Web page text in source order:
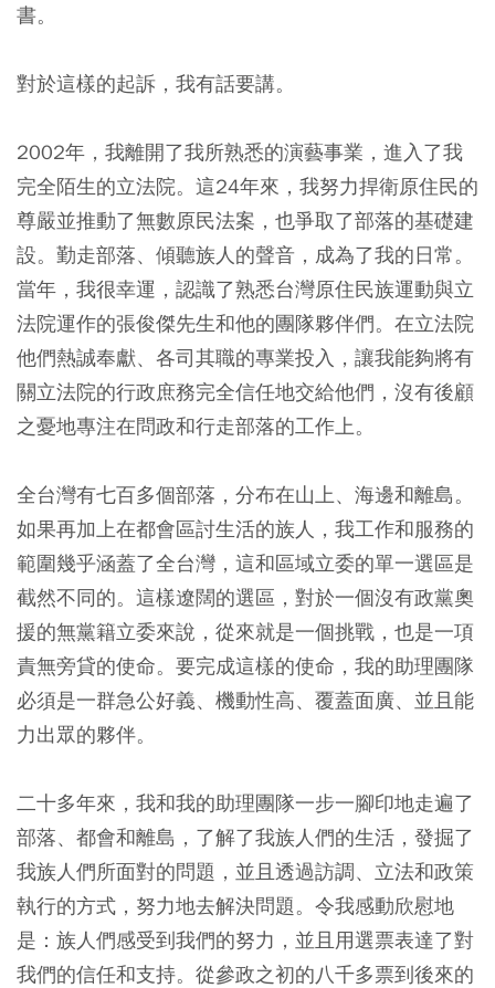
書。
對於這樣的起訴，我有話要講。
2002年，我離開了我所熟悉的演藝事業，進入了我
完全陌生的立法院。這24年來，我努力捍衛原住民的
尊嚴並推動了無數原民法案，也爭取了部落的基礎建
設。勤走部落、傾聽族人的聲音，成為了我的日常。
當年，我很幸運，認識了熟悉台灣原住民族運動與立
法院運作的張俊傑先生和他的團隊夥伴們。在立法院
他們熱誠奉獻、各司其職的專業投入，讓我能夠將有
關立法院的行政庶務完全信任地交給他們，沒有後顧
之憂地專注在問政和行走部落的工作上。
全台灣有七百多個部落，分布在山上、海邊和離島。
如果再加上在都會區討生活的族人，我工作和服務的
範圍幾乎涵蓋了全台灣，這和區域立委的單一選區是
截然不同的。這樣遼闊的選區，對於一個沒有政黨奧
援的無黨籍立委來說，從來就是一個挑戰，也是一項
責無旁貸的使命。要完成這樣的使命，我的助理團隊
必須是一群急公好義、機動性高、覆蓋面廣、並且能
力出眾的夥伴。
二十多年來，我和我的助理團隊一步一腳印地走遍了
部落、都會和離島，了解了我族人們的生活，發掘了
我族人們所面對的問題，並且透過訪調、立法和政策
執行的方式，努力地去解決問題。令我感動欣慰地
是：族人們感受到我們的努力，並且用選票表達了對
我們的信任和支持。從參政之初的八千多票到後來的